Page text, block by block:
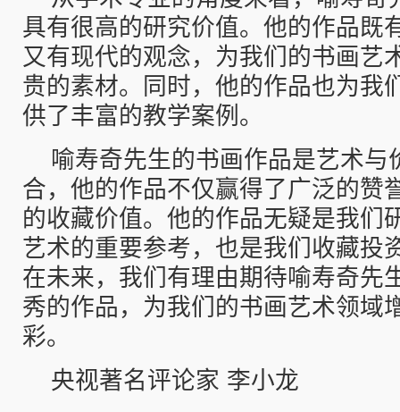
具有很高的研究价值。他的作品既
又有现代的观念，为我们的书画艺
贵的素材。同时，他的作品也为我
供了丰富的教学案例。
喻寿奇先生的书画作品是艺术与
合，他的作品不仅赢得了广泛的赞
的收藏价值。他的作品无疑是我们
艺术的重要参考，也是我们收藏投
在未来，我们有理由期待喻寿奇先
秀的作品，为我们的书画艺术领域
彩。
央视著名评论家 李小龙